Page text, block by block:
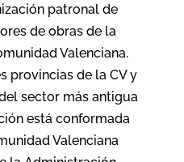
patronal de
de obras de la
Valenciana.
provincias de la CV y
sector más antigua
está conformada
Valenciana